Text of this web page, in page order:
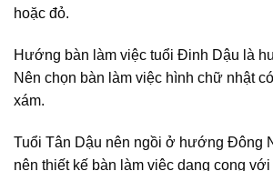
hoặc đỏ.
Hướng bàn làm việc tuổi Đinh Dậu là
Nên chọn bàn làm việc hình chữ nhật
xám.
Tuổi Tân Dậu nên ngồi ở hướng Đông
nên thiết kế bàn làm việc dạng cong